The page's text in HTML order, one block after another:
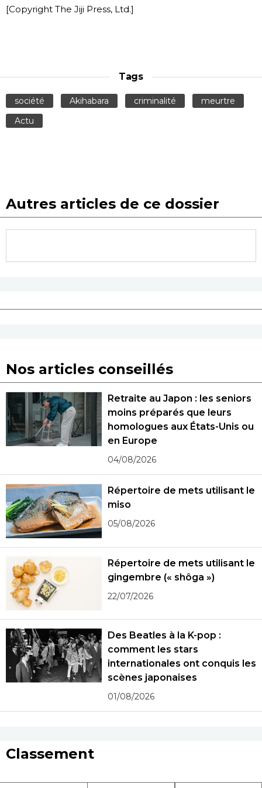
[Copyright The Jiji Press, Ltd.]
Tags
société Akihabara criminalité
meurtre
Actu
Autres articles de ce dossier
Nos articles conseillés
Retraite au Japon : les seniors
moins préparés que leurs
homologues aux États-Unis ou
en Europe
04/08/2026
Répertoire de mets utilisant le
miso
05/08/2026
Répertoire de mets utilisant le
gingembre (« shôga »)
22/07/2026
Des Beatles à la K-pop :
comment les stars
internationales ont conquis les
scènes japonaises
01/08/2026
Classement